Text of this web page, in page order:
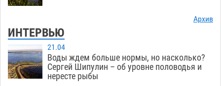
Архив
ИНТЕРВЬЮ
21.04
Воды ждем больше нормы, но насколько?
Сергей Шипулин – об уровне половодья и
нересте рыбы